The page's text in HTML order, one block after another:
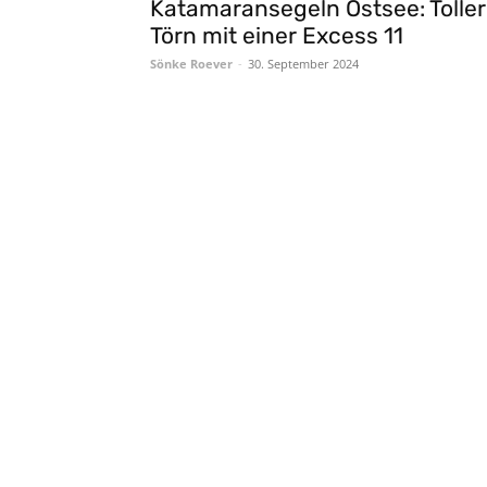
Katamaransegeln Ostsee: Toller
Törn mit einer Excess 11
Sönke Roever - 30. September 2024